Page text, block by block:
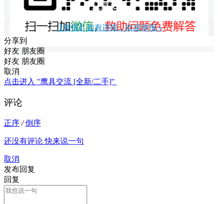
打赏支持
【举报】如有违规，欢迎举报 »
分享到
好友 朋友圈
好友 朋友圈
取消
点击进入 "鹰具交流 [全新/二手]"
评论
正序 / 倒序
还没有评论 快来说一句
取消
发布回复
回复